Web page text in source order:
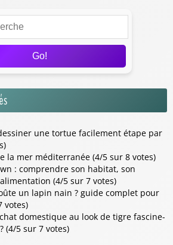
Go!
une tortue facilement étape par
la mer méditerranée (4/5 sur 8 votes)
: comprendre son habitat, son
(4/5 sur 7 votes)
un lapin nain ? guide complet pour
votes)
domestique au look de tigre fascine-
(4/5 sur 7 votes)